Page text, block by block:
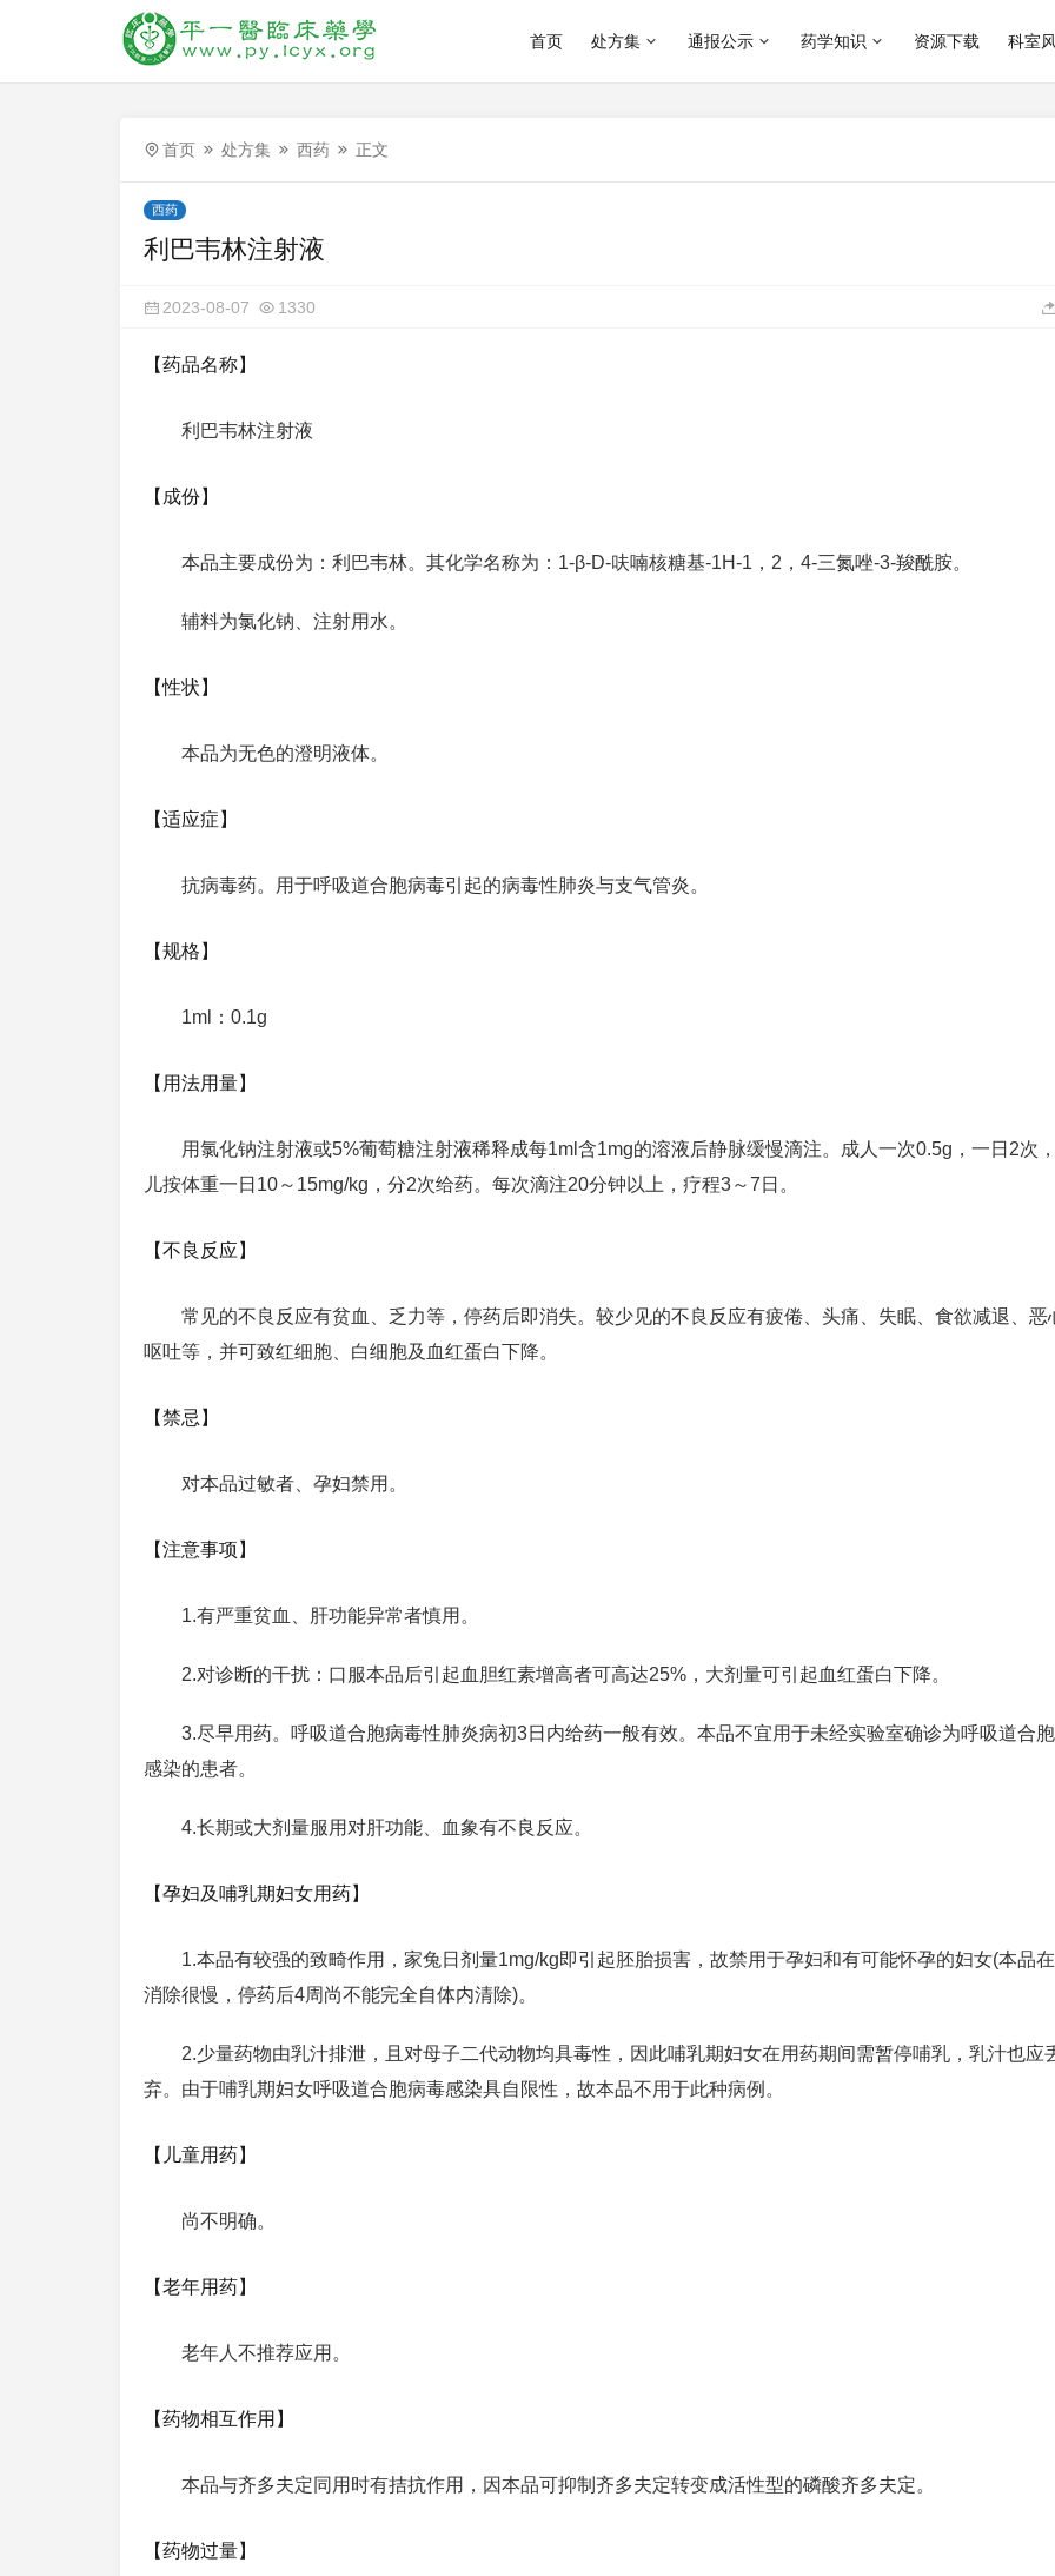
首页 处方集 通报公示 药学知识 资源下载 科室
首页 处方集 西药 正文
西药
利巴韦林注射液
2023-08-07 1330
【药品名称】
利巴韦林注射液
【成份】
本品主要成份为：利巴韦林。其化学名称为：1-β-D-呋喃核糖基-1H-1，2，4-三氮唑-3-羧酰胺。
辅料为氯化钠、注射用水。
【性状】
本品为无色的澄明液体。
【适应症】
抗病毒药。用于呼吸道合胞病毒引起的病毒性肺炎与支气管炎。
【规格】
1ml：0.1g
【用法用量】
用氯化钠注射液或5%葡萄糖注射液稀释成每1ml含1mg的溶液后静脉缓慢滴注。成人一次0.5g，一日2次
儿按体重一日10～15mg/kg，分2次给药。每次滴注20分钟以上，疗程3～7日。
【不良反应】
常见的不良反应有贫血、乏力等，停药后即消失。较少见的不良反应有疲倦、头痛、失眠、食欲减退、恶
呕吐等，并可致红细胞、白细胞及血红蛋白下降。
【禁忌】
对本品过敏者、孕妇禁用。
【注意事项】
1.有严重贫血、肝功能异常者慎用。
2.对诊断的干扰：口服本品后引起血胆红素增高者可高达25%，大剂量可引起血红蛋白下降。
3.尽早用药。呼吸道合胞病毒性肺炎病初3日内给药一般有效。本品不宜用于未经实验室确诊为呼吸道合
感染的患者。
4.长期或大剂量服用对肝功能、血象有不良反应。
【孕妇及哺乳期妇女用药】
1.本品有较强的致畸作用，家兔日剂量1mg/kg即引起胚胎损害，故禁用于孕妇和有可能怀孕的妇女(本品
消除很慢，停药后4周尚不能完全自体内清除)。
2.少量药物由乳汁排泄，且对母子二代动物均具毒性，因此哺乳期妇女在用药期间需暂停哺乳，乳汁也应
弃。由于哺乳期妇女呼吸道合胞病毒感染具自限性，故本品不用于此种病例。
【儿童用药】
尚不明确。
【老年用药】
老年人不推荐应用。
【药物相互作用】
本品与齐多夫定同用时有拮抗作用，因本品可抑制齐多夫定转变成活性型的磷酸齐多夫定。
【药物过量】